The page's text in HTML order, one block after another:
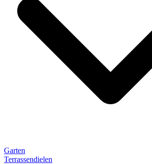
Garten
Terrassendielen